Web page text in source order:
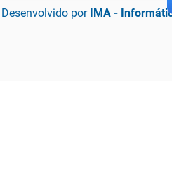
Desenvolvido por IMA -